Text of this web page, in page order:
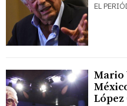
EL
Mario